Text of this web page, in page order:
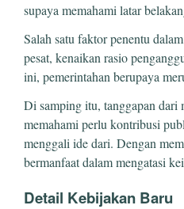
supaya memahami latar
Salah satu faktor penentu
pesat, kenaikan rasio
ini, pemerintahan berupaya
Di samping itu, tanggapan dari
memahami perlu kontribusi
menggali ide dari. Dengan
bermanfaat dalam mengatasi
Detail Kebijakan Baru